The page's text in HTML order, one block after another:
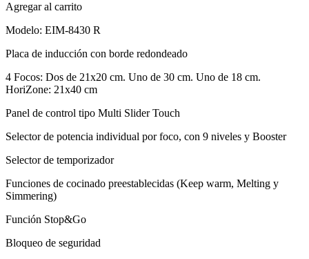
Agregar al carrito
Modelo: EIM-8430 R
Placa de inducción con borde redondeado
4 Focos: Dos de 21x20 cm. Uno de 30 cm. Uno de 18 cm.
HoriZone: 21x40 cm
Panel de control tipo Multi Slider Touch
Selector de potencia individual por foco, con 9 niveles y Booster
Selector de temporizador
Funciones de cocinado preestablecidas (Keep warm, Melting y
Simmering)
Función Stop&Go
Bloqueo de seguridad